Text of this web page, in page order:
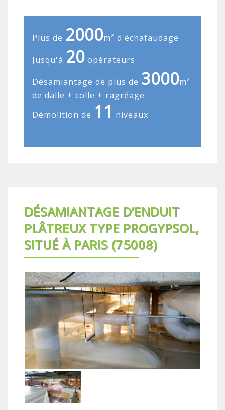
Plus de 2000m² d'échafaudage
Jusqu'à 20 opérateurs
Désamiantage de plus de 3000m²
de dalle + colle + ragréage
Démolition de 11 niveaux
DÉSAMIANTAGE D’ENDUIT
PLÂTREUX TYPE PROGYPSOL,
SITUÉ À PARIS (75008)